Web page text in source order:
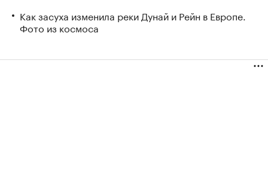
Как засуха изменила реки Дунай и Рейн в Европе.
Фото из космоса